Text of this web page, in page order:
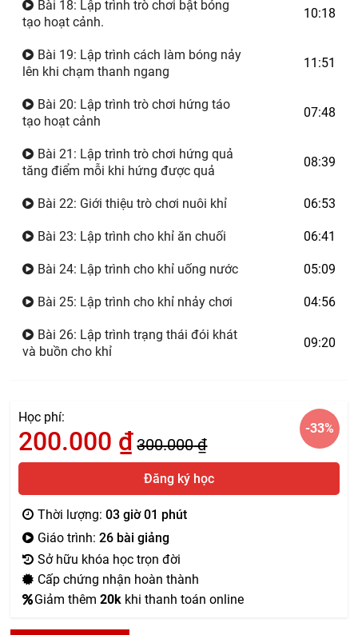
Bài 18: Lập trình trò chơi bật bóng
tạo hoạt cảnh.
10:18
Bài 19: Lập trình cách làm bóng nảy
lên khi chạm thanh ngang
11:51
Bài 20: Lập trình trò chơi hứng táo
tạo hoạt cảnh
07:48
Bài 21: Lập trình trò chơi hứng quả
tăng điểm mỗi khi hứng được quả
08:39
Bài 22: Giới thiệu trò chơi nuôi khỉ 06:53
Bài 23: Lập trình cho khỉ ăn chuối 06:41
Bài 24: Lập trình cho khỉ uống nước 05:09
Bài 25: Lập trình cho khỉ nhảy chơi 04:56
Bài 26: Lập trình trạng thái đói khát
và buồn cho khỉ
09:20
Học phí:
200.000 ₫300.000₫
-33%
Đăng ký học
Thời lượng:03 giờ 01 phút
Giáo trình:26 bài giảng
Sở hữu khóa học trọn đời
Cấp chứng nhận hoàn thành
Giảm thêm20k khi thanh toán online